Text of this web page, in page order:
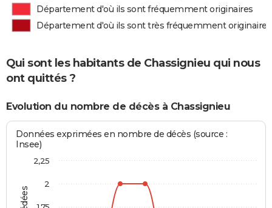
Département d'où ils sont fréquemment originaires
Département d'où ils sont très fréquemment originaires
Qui sont les habitants de Chassignieu qui nous
ont quittés ?
Evolution du nombre de décès à Chassignieu
Données exprimées en nombre de décès (source :
Insee)
2
2,25